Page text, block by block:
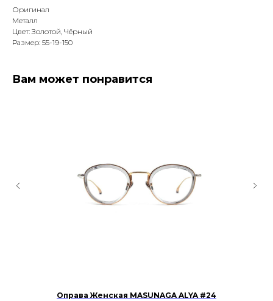
Оригинал
Металл
Цвет: Золотой, Чёрный
Размер: 55-19-150
Вам может понравится
Оправа Женская MASUNAGA ALYA #24